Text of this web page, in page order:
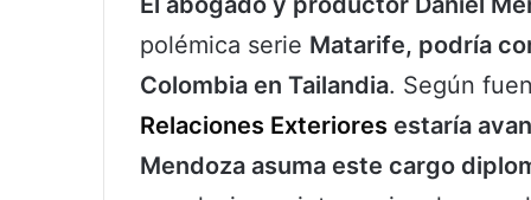
polémica serie Matarife, podría
Colombia en Tailandia. Según
Relaciones Exteriores estaría
Mendoza asuma este cargo